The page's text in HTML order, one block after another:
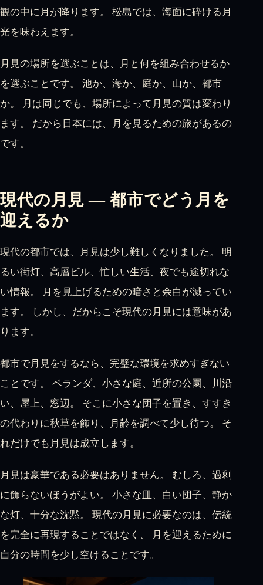
観の中に月が降ります。 松島では、海面に砕ける月
光を味わえます。
月見の場所を選ぶことは、月と何を組み合わせるか
を選ぶことです。 池か、海か、庭か、山か、都市
か。 月は同じでも、場所によって月見の質は変わり
ます。 だから日本には、月を見るための旅があるの
です。
現代の月見 — 都市でどう月を
迎えるか
現代の都市では、月見は少し難しくなりました。 明
るい街灯、高層ビル、忙しい生活、夜でも途切れな
い情報。 月を見上げるための暗さと余白が減ってい
ます。 しかし、だからこそ現代の月見には意味があ
ります。
都市で月見をするなら、完璧な環境を求めすぎない
ことです。 ベランダ、小さな庭、近所の公園、川沿
い、屋上、窓辺。 そこに小さな団子を置き、すすき
の代わりに秋草を飾り、月齢を調べて少し待つ。 そ
れだけでも月見は成立します。
月見は豪華である必要はありません。 むしろ、過剰
に飾らないほうがよい。 小さな皿、白い団子、静か
な灯、十分な沈黙。 現代の月見に必要なのは、伝統
を完全に再現することではなく、 月を迎えるために
自分の時間を少し空けることです。